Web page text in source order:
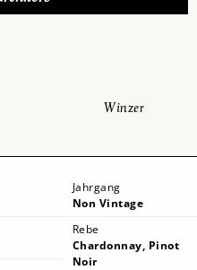
Winzer
Jahrgang
Non Vintage
Rebe
Chardonnay, Pinot
Noir